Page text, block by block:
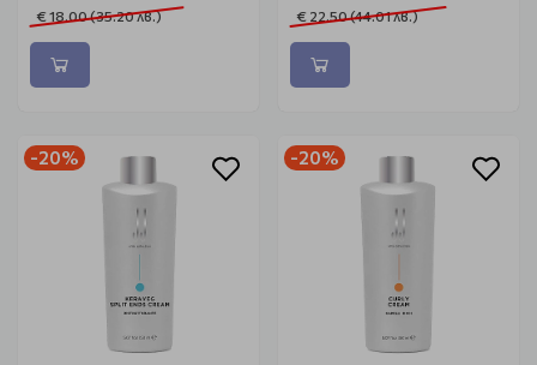
€ 18.00 (35.20 лв.) € 22.50 (44.01 лв.)
-20% -20%